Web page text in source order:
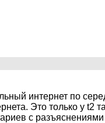
интернет по
Это только у t2
с